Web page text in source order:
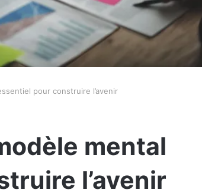
pour construire l’avenir
mental
l’avenir